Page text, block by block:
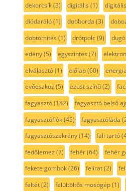
dekorcsík(3) digitális (1)
diódaráló(1) dobborda (3)
dobtömítés (1) drótpolc(9) dugó
edény(5) egyszintes (7)
elválasztó(1) előlap(60)
evőeszköz (5) ezüst színű(2)
fagyasztó(182) fagyasztó belső
fagyasztófiók(45) fagyasztóláda
fagyasztószekrény(14) fali tartó
fedőlemez (7) fehér(64) fehér
fekete gombok(26) felirat(2)
feltét(2) felültöltős mosógép(1)